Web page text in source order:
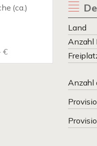
(ca.)
€
Land
Anzahl
Anzahl